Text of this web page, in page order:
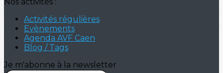
Activités régulières
Evènements
Agenda AVF Caen
Blog / Tags
Je m'abonne à la newsletter